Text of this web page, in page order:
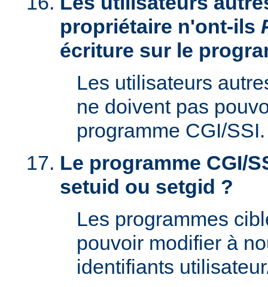
propriétaire n'ont-ils
écriture sur le
Les utilisateurs
ne doivent pas
programme CGI/SSI.
Le programme CGI/
setuid ou setgid ?
Les programmes
pouvoir modifier à
identifiants